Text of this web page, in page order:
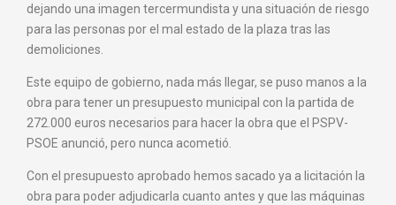
dejando una imagen tercermundista y una situación de riesgo
para las personas por el mal estado de la plaza tras las
demoliciones.
Este equipo de gobierno, nada más llegar, se puso manos a la
obra para tener un presupuesto municipal con la partida de
272.000 euros necesarios para hacer la obra que el PSPV-
PSOE anunció, pero nunca acometió.
Con el presupuesto aprobado hemos sacado ya a licitación la
obra para poder adjudicarla cuanto antes y que las máquinas